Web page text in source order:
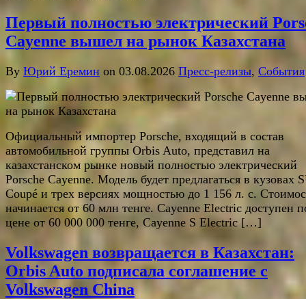
Первый полностью электрический
Cayenne вышел на рынок Казахстана
By Юрий Еремин on 03.08.2026 Пресс-релизы, События
Официальный импортер Porsche, входящий в состав
автомобильной группы Orbis Auto, представил на
казахстанском рынке новый полностью электрический
Porsche Cayenne. Модель будет предлагаться в кузовах
Coupé и трех версиях мощностью до 1 156 л. с.
начинается от 60 млн тенге. Cayenne Electric доступен
цене от 60 000 000 тенге, Cayenne S Electric […]
Volkswagen возвращается в Казахстан:
Orbis Auto подписала соглашение с
Volkswagen China